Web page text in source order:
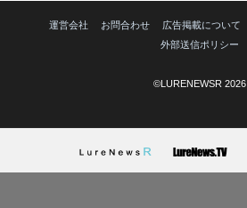
運営会社 お問合わせ 広告掲載について
外部送信ポリシー
©LURENEWSR 2026